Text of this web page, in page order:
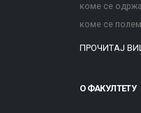
коме се
коме се
ПРОЧИТАЈ
О ФАКУЛТЕТУ